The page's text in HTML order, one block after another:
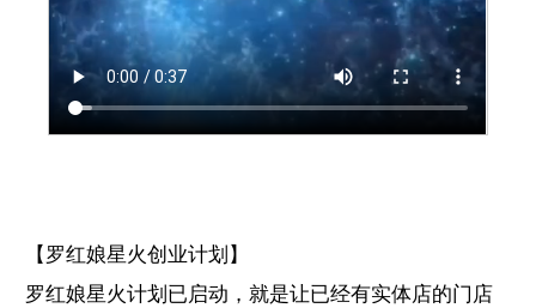
【罗红娘星火创业计划】
罗红娘星火计划已启动，就是让已经有实体店的门店